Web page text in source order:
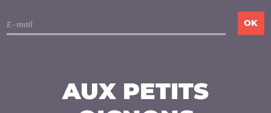
AUX PETITS